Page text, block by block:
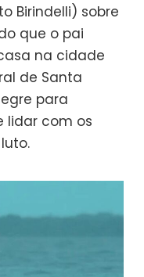
Birindelli) sobre
que o pai
na cidade
de Santa
para
lidar com os